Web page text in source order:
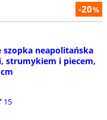
-20%
szopka neapolitańska
strumykiem i piecem,
15